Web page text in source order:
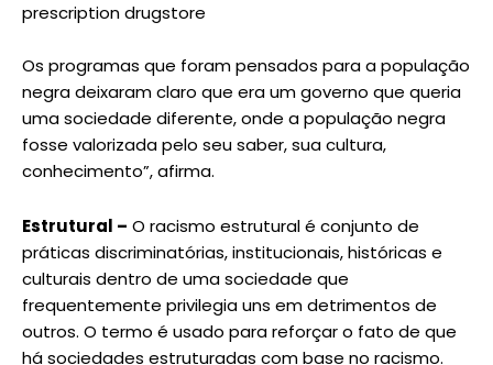
prescription drugstore
Os programas que foram pensados para a população
negra deixaram claro que era um governo que queria
uma sociedade diferente, onde a população negra
fosse valorizada pelo seu saber, sua cultura,
conhecimento”, afirma.
Estrutural – O racismo estrutural é conjunto de
práticas discriminatórias, institucionais, históricas e
culturais dentro de uma sociedade que
frequentemente privilegia uns em detrimentos de
outros. O termo é usado para reforçar o fato de que
há sociedades estruturadas com base no racismo.